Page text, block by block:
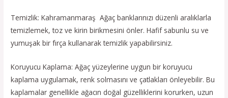
Temizlik: Kahramanmaraş Ağaç banklarınızı düzenli aralıklarla
temizlemek, toz ve kirin birikmesini önler. Hafif sabunlu su ve
yumuşak bir fırça kullanarak temizlik yapabilirsiniz.
Koruyucu Kaplama: Ağaç yüzeylerine uygun bir koruyucu
kaplama uygulamak, renk solmasını ve çatlakları önleyebilir. Bu
kaplamalar genellikle ağacın doğal güzelliklerini korurken, uzun